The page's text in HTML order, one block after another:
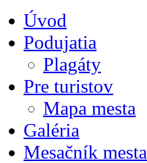
Úvod
Podujatia
Plagáty
Pre turistov
Mapa mesta
Galéria
Mesačník mesta